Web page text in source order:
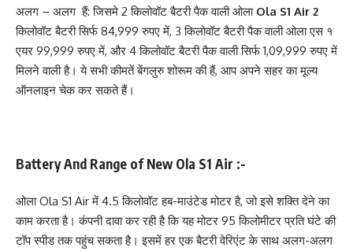
अलग – अलग हैं: जिसमे 2 किलोवॉट बैटरी पैक वाली ओला Ola S1 Air 2
किलोवॉट बैटरी सिर्फ 84,999 रुपए में, 3 किलोवॉट बैटरी पैक वाली ओला एस १
एयर 99,999 रुपए में, और 4 किलोवॉट बैटरी पैक वाली सिर्फ 1,09,999 रुपए में
मिलने वाली है। ये सभी कीमतें बेंगलुरु शोरूम की हैं, आप अपने सहर का मूल्य
ऑनलाइन चेक कर सकते हैं।
Battery And Range of New Ola S1 Air :-
ओला Ola S1 Air में 4.5 किलोवॉट हब-माउंटेड मोटर है, जो इसे शक्ति देने का
काम करता है। कंपनी दावा कर रही है कि यह मोटर 95 किलोमीटर प्रति घंटे की
टॉप स्पीड तक पहुंच सकता है। इसमें हर एक बैटरी वेरिएंट के साथ अलग-अलग